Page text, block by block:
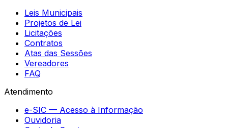
Leis Municipais
Projetos de Lei
Licitações
Contratos
Atas das Sessões
Vereadores
FAQ
Atendimento
e-SIC — Acesso à Informação
Ouvidoria